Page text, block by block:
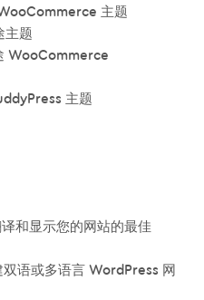
主题
主题
WooCommerce
主题
和显示您的网站的最佳
语或多语言 WordPress 网